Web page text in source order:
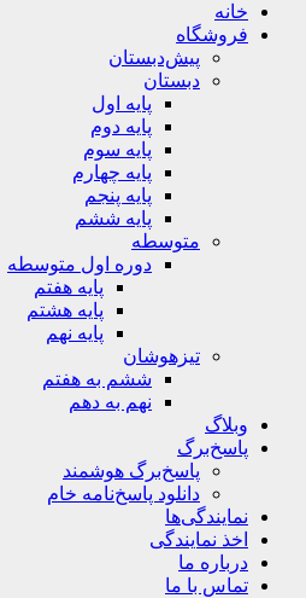
خانه
فروشگاه
پیش‌دبستان
دبستان
پایه اول
پایه دوم
پایه سوم
پایه چهارم
پایه پنجم
پایه ششم
متوسطه
دوره اول متوسطه
پایه هفتم
پایه هشتم
پایه نهم
تیزهوشان
ششم به هفتم
نهم به دهم
وبلاگ
پاسخ‌برگ
پاسخ‌برگ‌ هوشمند
دانلود پاسخ‌نامه خام
نمایندگی‌ها
اخذ نمایندگی
درباره ما
تماس با ما